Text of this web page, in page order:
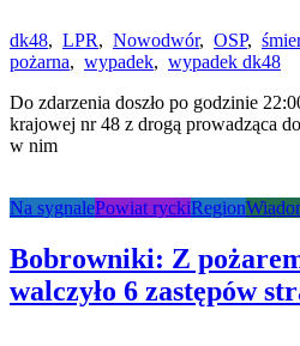
dk48, LPR, Nowodwór, OSP,
pożarna, wypadek, wypadek dk48
Do zdarzenia doszło po godzinie
krajowej nr 48 z drogą prowadząca
w nim
Na sygnalePowiat ryckiRegion
Bobrowniki: Z
walczyło 6 zastępów